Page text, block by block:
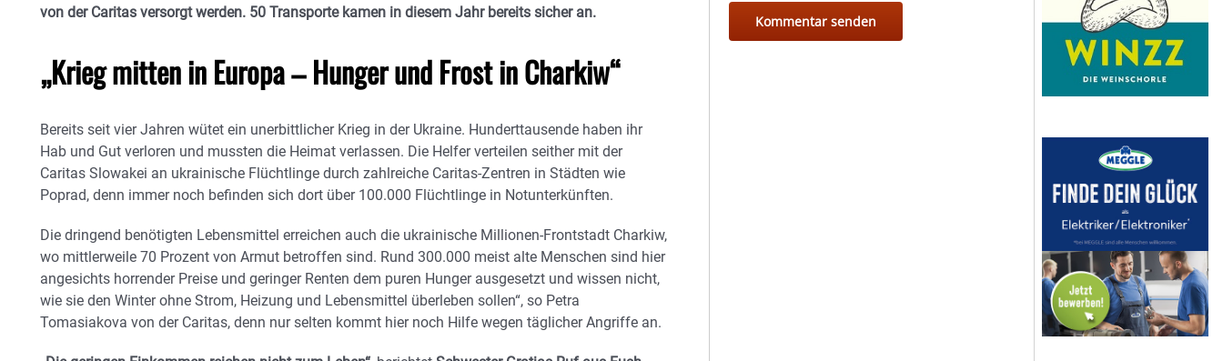
von der Caritas versorgt werden. 50 Transporte kamen in diesem Jahr bereits sicher an.
„Krieg mitten in Europa – Hunger und Frost in Charkiw“
Bereits seit vier Jahren wütet ein unerbittlicher Krieg in der Ukraine. Hunderttausende haben ihr
Hab und Gut verloren und mussten die Heimat verlassen. Die Helfer verteilen seither mit der
Caritas Slowakei an ukrainische Flüchtlinge durch zahlreiche Caritas-Zentren in Städten wie
Poprad, denn immer noch befinden sich dort über 100.000 Flüchtlinge in Notunterkünften.
Die dringend benötigten Lebensmittel erreichen auch die ukrainische Millionen-Frontstadt Charkiw,
wo mittlerweile 70 Prozent von Armut betroffen sind. Rund 300.000 meist alte Menschen sind hier
angesichts horrender Preise und geringer Renten dem puren Hunger ausgesetzt und wissen nicht,
wie sie den Winter ohne Strom, Heizung und Lebensmittel überleben sollen“, so Petra
Tomasiakova von der Caritas, denn nur selten kommt hier noch Hilfe wegen täglicher Angriffe an.